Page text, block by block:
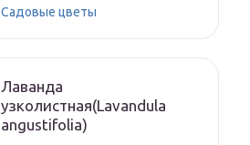
Садовые цветы
Лаванда
узколистная(Lavandula
angustifolia)